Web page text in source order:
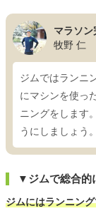
マラソン
牧野 仁
ジムではランニ
にマシンを使っ
ニングをします
うにしましょう。
▼ジムで総合的
ジムにはランニン